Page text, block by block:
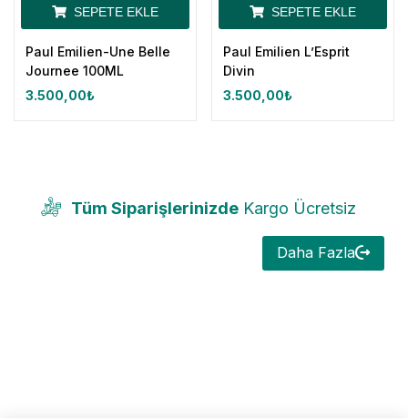
SEPETE EKLE
Paul Emilien-Une Belle
Journee 100ML
3.500,00₺
SEPETE EKLE
Paul Emilien L’Esprit
Divin
3.500,00₺
Tüm SiparişlerinizdeKargo Ücretsiz
Daha Fazla